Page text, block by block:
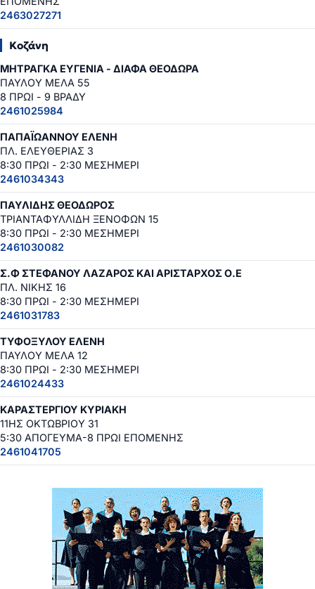
2463027271
Κοζάνη
ΜΗΤΡΑΓΚΑ ΕΥΓΕΝΙΑ - ΔΙΑΦΑ ΘΕΟΔΩΡΑ
ΠΑΥΛΟΥ ΜΕΛΑ 55
8 ΠΡΩΙ - 9 ΒΡΑΔΥ
2461025984
ΠΑΠΑΪΩΑΝΝΟΥ ΕΛΕΝΗ
ΠΛ. ΕΛΕΥΘΕΡΙΑΣ 3
8:30 ΠΡΩΙ - 2:30 ΜΕΣΗΜΕΡΙ
2461034343
ΠΑΥΛΙΔΗΣ ΘΕΟΔΩΡΟΣ
ΤΡΙΑΝΤΑΦΥΛΛΙΔΗ ΞΕΝΟΦΩΝ 15
8:30 ΠΡΩΙ - 2:30 ΜΕΣΗΜΕΡΙ
2461030082
Σ.Φ ΣΤΕΦΑΝΟΥ ΛΑΖΑΡΟΣ ΚΑΙ ΑΡΙΣΤΑΡΧΟΣ Ο.Ε
ΠΛ. ΝΙΚΗΣ 16
8:30 ΠΡΩΙ - 2:30 ΜΕΣΗΜΕΡΙ
2461031783
ΤΥΦΟΞΥΛΟΥ ΕΛΕΝΗ
ΠΑΥΛΟΥ ΜΕΛΑ 12
8:30 ΠΡΩΙ - 2:30 ΜΕΣΗΜΕΡΙ
2461024433
ΚΑΡΑΣΤΕΡΓΙΟΥ ΚΥΡΙΑΚΗ
11ΗΣ ΟΚΤΩΒΡΙΟΥ 31
5:30 ΑΠΟΓΕΥΜΑ-8 ΠΡΩΙ ΕΠΟΜΕΝΗΣ
2461041705